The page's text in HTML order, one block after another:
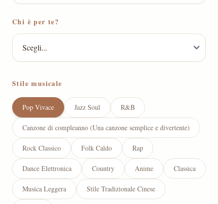
Chi è per te?
Stile musicale
Pop Vivace Jazz Soul R&B
Canzone di compleanno (Una canzone semplice e divertente)
Rock Classico Folk Caldo Rap
Dance Elettronica Country Anime Classica
Musica Leggera Stile Tradizionale Cinese